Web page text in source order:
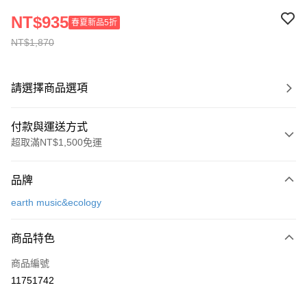
NT$1,870
NT$935 春夏新品5折
請選擇商品選項
付款與運送方式
超取滿NT$1,500免運
信用卡一次付款
3 期 0 利率 每期
合作金庫商業銀行
上海商業儲蓄銀行
超商取貨付款
LINE Pay
品牌
earth music&ecology
商品特色
商品編號
11751742